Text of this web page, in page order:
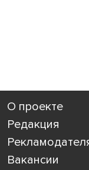
О проекте
Редакция
Вакансии